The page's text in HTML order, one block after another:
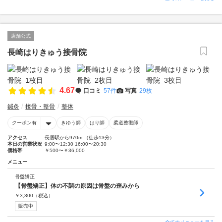
店舗公式
長崎はりきゅう接骨院
4.67 口コミ 57件 写真 29枚
鍼灸 接骨・整骨 整体
クーポン有 きゆう師 はり師 柔道整復師
アクセス
長居駅から970m （徒歩13分）
本日の営業状況 9:00〜12:30 16:00〜20:30
価格帯
￥500〜￥36,000
メニュー
骨盤矯正
【骨盤矯正】体の不調の原因は骨盤の歪みから
￥3,300 （税込）
販売中